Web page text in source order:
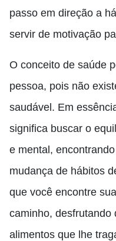
passo em direção a
servir de motivação
O conceito de saúde
pessoa, pois não
saudável. Em
significa buscar o
e mental,
mudança de hábitos
que você encontre
caminho, desfrutando
alimentos que lhe